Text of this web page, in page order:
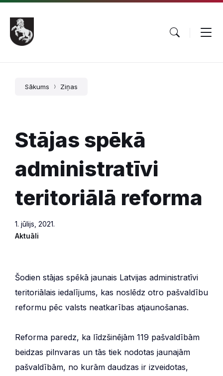
Pāriet
saturu
Skip
main
navigation
Skip
footer
Sākums Ziņas
Stājas spēkā
administratīvi
teritoriālā reforma
1. jūlijs, 2021.
Aktuāli
Šodien stājas spēkā jaunais Latvijas administratīvi
teritoriālais iedalījums, kas noslēdz otro pašvaldību
reformu pēc valsts neatkarības atjaunošanas.
Reforma paredz, ka līdzšinējām 119 pašvaldībām
beidzas pilnvaras un tās tiek nodotas jaunajām
pašvaldībām, no kurām daudzas ir izveidotas,